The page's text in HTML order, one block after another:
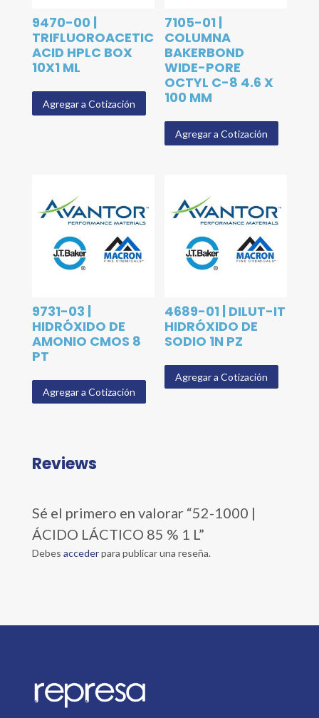
9470-00 |
TRIFLUOROACETIC
ACID HPLC BOX
10X1 ML
Agregar a Cotización
7105-01 |
COLUMNA
BAKERBOND
WIDE-PORE
OCTYL C-8 4.6 X
100 MM
Agregar a Cotización
9731-03 |
HIDRÓXIDO DE
AMONIO CMOS 8
PT
Agregar a Cotización
4689-01 | DILUT-IT
HIDRÓXIDO DE
SODIO 1N PZ
Agregar a Cotización
Reviews
Sé el primero en valorar “52-1000 |
ÁCIDO LÁCTICO 85 % 1 L”
Debes accederpara publicar una reseña.